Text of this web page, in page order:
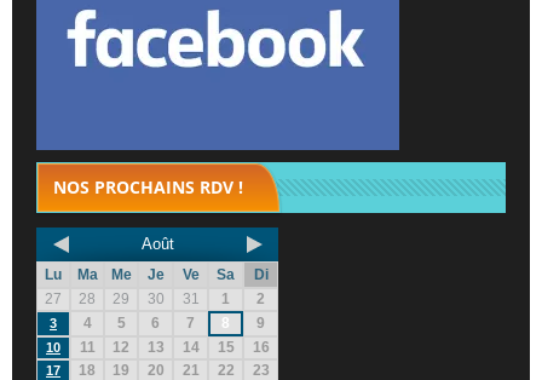
NOS PROCHAINS RDV !
Août
Lu Ma Me Je Ve Sa
Di
27
28 29 30 31 1 2
3 4 5 6 7 8 9
10 11 12 13 14 15 16
17 18 19 20 21 22 23